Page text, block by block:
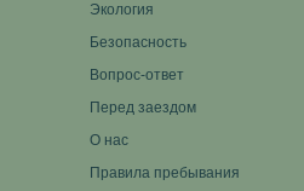
Перед заездом
Правила пребывания
Безопасность
Экология
О нас
Вопрос-ответ